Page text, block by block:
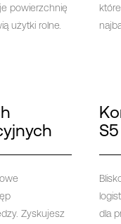
powierzchnię
użytki rolne.
Zyskujesz
dla